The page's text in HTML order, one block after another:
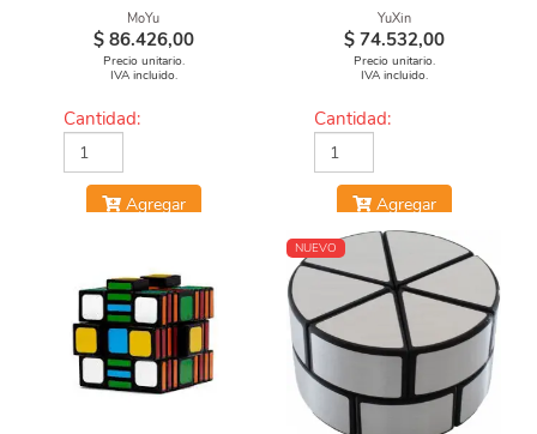
MoYu
$ 86.426,00
Precio unitario.
IVA incluido.
Cantidad:
Agregar
YuXin
$ 74.532,00
Precio unitario.
IVA incluido.
Cantidad:
Agregar
NUEVO